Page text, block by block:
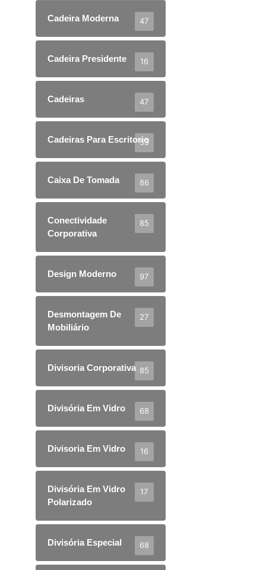
Cadeira Moderna 47
Cadeira Presidente 16
Cadeiras 47
Cadeiras Para Escritorio
59
Caixa De Tomada 86
Conectividade
Corporativa
85
Design Moderno 97
Desmontagem De
Mobiliário
27
Divisoria Corporativa 85
Divisória Em Vidro 68
Divisoria Em Vidro 16
Divisória Em Vidro
Polarizado
17
Divisória Especial 68